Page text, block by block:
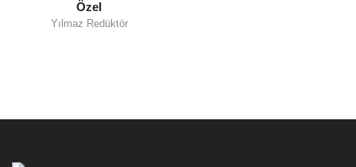
Özel
Yılmaz Redüktör